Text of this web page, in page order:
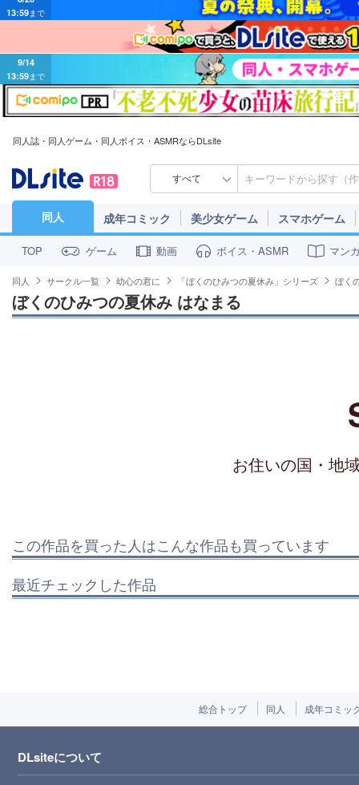
13:59まで
同人誌・同人ゲーム・同人ボイス・ASMRならDLsite
すべて
同人 成年コミック 美少女ゲーム スマホゲーム
TOP ゲーム 動画 ボイス・ASMR マン
同人 サークル一覧 幼心の君に 「ぼくのひみつの夏休み」シリーズ ぼく
ぼくのひみつの夏休み はなまる
お住いの国・地
この作品を買った人はこんな作品も買っています
最近チェックした作品
総合トップ 同人 成年コミッ
DLsiteについて